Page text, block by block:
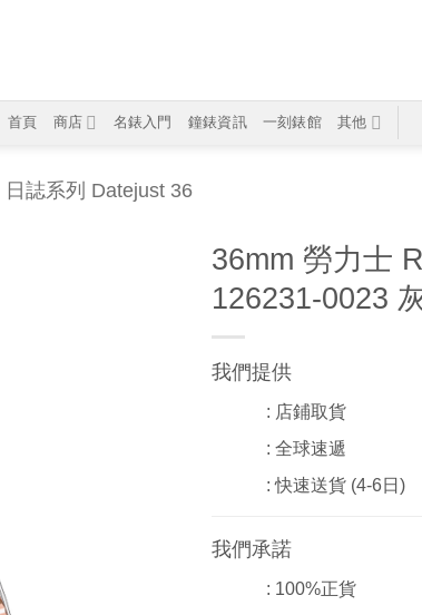
首頁 商店 名錶入門 鐘錶資訊 一刻錶館 其他
日誌系列 Datejust 36
36mm 勞力士
126231-0023
我們提供
: 店鋪取貨
: 全球速遞
: 快速送貨 (4-6日)
我們承諾
: 100%正貨